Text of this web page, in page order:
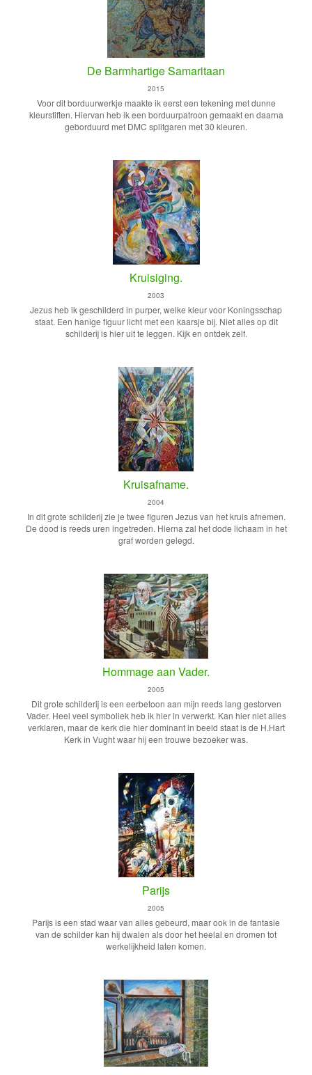
De Barmhartige Samaritaan
2015
Voor dit borduurwerkje maakte ik eerst een tekening met dunne
kleurstiften. Hiervan heb ik een borduurpatroon gemaakt en daarna
geborduurd met DMC splitgaren met 30 kleuren.
Kruisiging.
2003
Jezus heb ik geschilderd in purper, welke kleur voor Koningsschap
staat. Een hanige figuur licht met een kaarsje bij. Niet alles op dit
schilderij is hier uit te leggen. Kijk en ontdek zelf.
Kruisafname.
2004
In dit grote schilderij zie je twee figuren Jezus van het kruis afnemen.
De dood is reeds uren ingetreden. Hierna zal het dode lichaam in het
graf worden gelegd.
Hommage aan Vader.
2005
Dit grote schilderij is een eerbetoon aan mijn reeds lang gestorven
Vader. Heel veel symboliek heb ik hier in verwerkt. Kan hier niet alles
verklaren, maar de kerk die hier dominant in beeld staat is de H.Hart
Kerk in Vught waar hij een trouwe bezoeker was.
Parijs
2005
Parijs is een stad waar van alles gebeurd, maar ook in de fantasie
van de schilder kan hij dwalen als door het heelal en dromen tot
werkelijkheid laten komen.